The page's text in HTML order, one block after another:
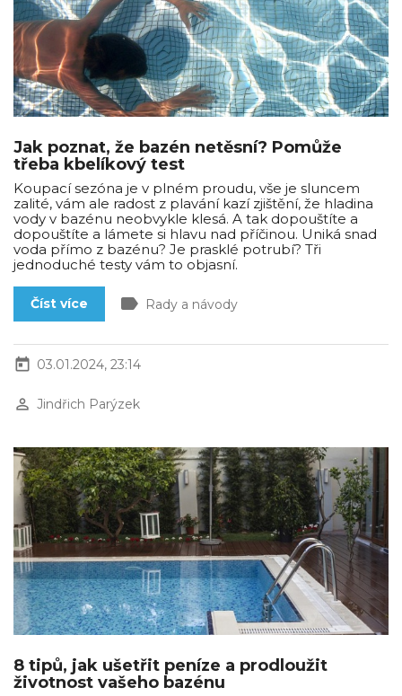
Jak poznat, že bazén netěsní? Pomůže
třeba kbelíkový test
Koupací sezóna je v plném proudu, vše je sluncem
zalité, vám ale radost z plavání kazí zjištění, že hladina
vody v bazénu neobvykle klesá. A tak dopouštíte a
dopouštíte a lámete si hlavu nad příčinou. Uniká snad
voda přímo z bazénu? Je prasklé potrubí? Tři
jednoduché testy vám to objasní.
Číst více label Rady a návody
today 03.01.2024, 23:14
perm_identity Jindřich Parýzek
8 tipů, jak ušetřit peníze a prodloužit
životnost vašeho bazénu